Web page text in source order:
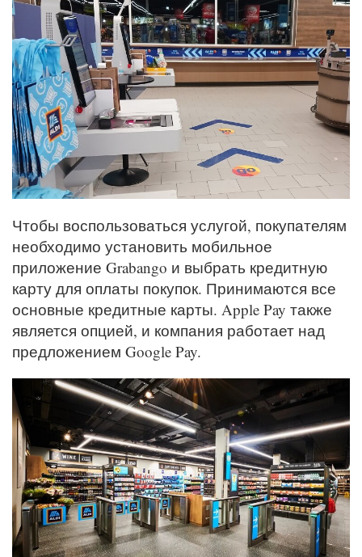
Чтобы воспользоваться услугой, покупателям
необходимо установить мобильное
приложение Grabango и выбрать кредитную
карту для оплаты покупок. Принимаются все
основные кредитные карты. Apple Pay также
является опцией, и компания работает над
предложением Google Pay.